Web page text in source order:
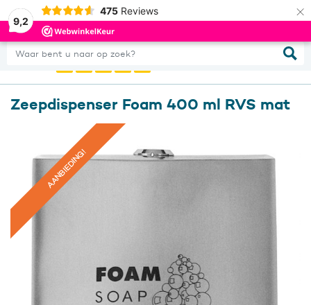
9,2
475 Reviews ×
Waar bent u naar op zoek?
0
Zeepdispenser Foam 400 ml RVS mat
AANBIEDING!